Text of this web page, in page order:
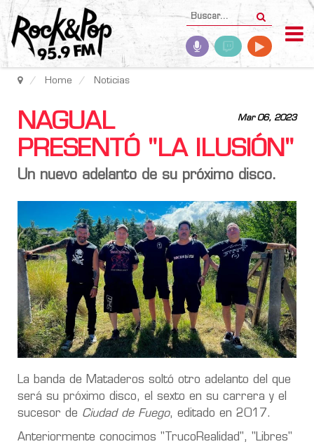
Home Noticias
Mar 06, 2023
NAGUAL
PRESENTÓ "LA ILUSIÓN"
Un nuevo adelanto de su próximo disco.
La banda de Mataderos soltó otro adelanto del que
será su próximo disco, el sexto en su carrera y el
sucesor de Ciudad de Fuego, editado en 2017.
Anteriormente conocimos "TrucoRealidad", "Libres"